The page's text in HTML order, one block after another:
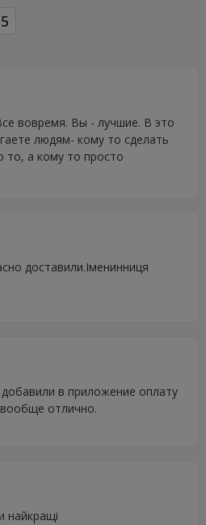
5
вовремя. Вы - лучшие. В это
людям- кому то сделать
то, а кому то просто
тортику, поздравлению.
доставили.Іменинниця
в приложение оплату
отлично.
найкращі